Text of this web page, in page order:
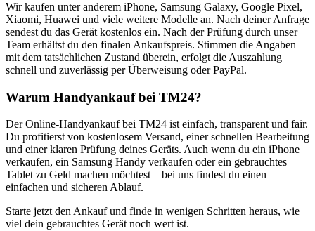
Wir kaufen unter anderem iPhone, Samsung Galaxy, Google Pixel,
Xiaomi, Huawei und viele weitere Modelle an. Nach deiner Anfrage
sendest du das Gerät kostenlos ein. Nach der Prüfung durch unser
Team erhältst du den finalen Ankaufspreis. Stimmen die Angaben
mit dem tatsächlichen Zustand überein, erfolgt die Auszahlung
schnell und zuverlässig per Überweisung oder PayPal.
Warum Handyankauf bei TM24?
Der Online-Handyankauf bei TM24 ist einfach, transparent und fair.
Du profitierst von kostenlosem Versand, einer schnellen Bearbeitung
und einer klaren Prüfung deines Geräts. Auch wenn du ein iPhone
verkaufen, ein Samsung Handy verkaufen oder ein gebrauchtes
Tablet zu Geld machen möchtest – bei uns findest du einen
einfachen und sicheren Ablauf.
Starte jetzt den Ankauf und finde in wenigen Schritten heraus, wie
viel dein gebrauchtes Gerät noch wert ist.